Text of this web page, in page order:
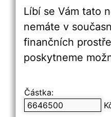
Líbí se Vám tato
nemáte v
finančních
poskytneme
Částka: